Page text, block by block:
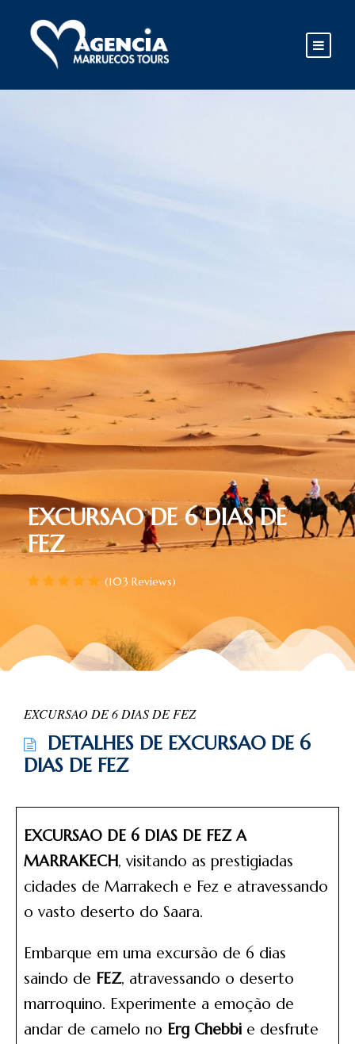
EXCURSAO DE 6 DIAS DE
FEZ
(103 Reviews)
EXCURSAO DE 6 DIAS DE FEZ
DETALHES DE EXCURSAO DE 6
DIAS DE FEZ
EXCURSAO DE 6 DIAS DE FEZ A
MARRAKECH, visitando as prestigiadas
cidades de Marrakech e Fez e atravessando
o vasto deserto do Saara.
Embarque em uma excursão de 6 dias
saindo de FEZ, atravessando o deserto
marroquino. Experimente a emoção de
andar de camelo no Erg Chebbi e desfrute